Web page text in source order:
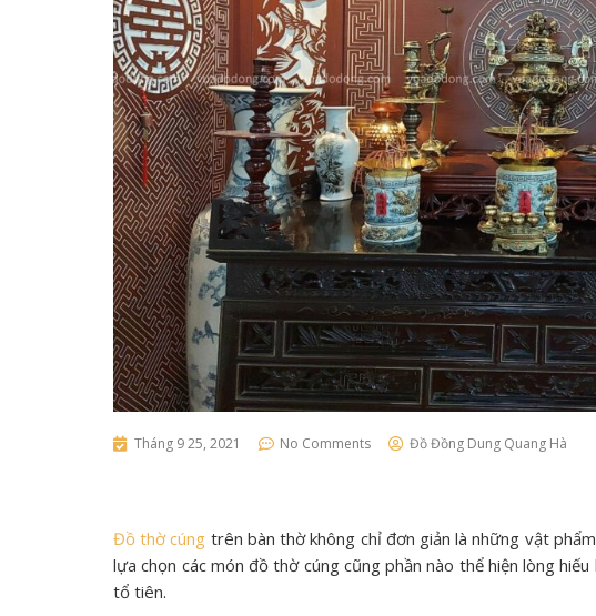
Tháng 9 25, 2021 No Comments Đồ Đồng Dung Quang Hà
Đồ thờ cúng trên bàn thờ không chỉ đơn giản là những vật
lựa chọn các món đồ thờ cúng cũng phần nào thể hiện lòng
tổ tiên.